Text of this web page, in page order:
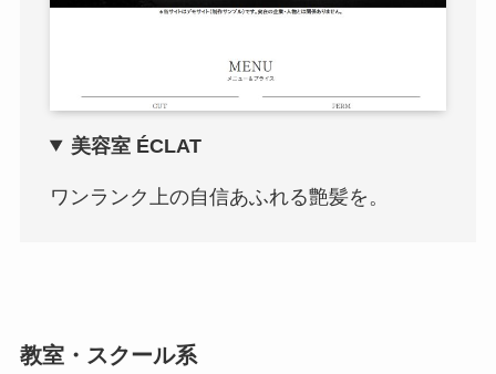
美容室 ÉCLAT
ワンランク上の自信あふれる艶髪を。
教室・スクール系